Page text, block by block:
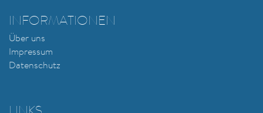
INFORMATIONEN
Über uns
Impressum
Datenschutz